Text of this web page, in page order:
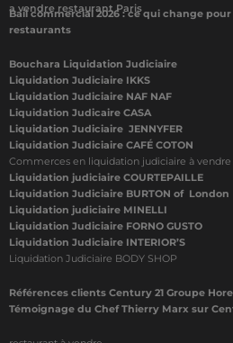
a vendre restaurant Paris
Bail commercial 2026 : ce qui change
restaurants
Bouchara Liquidation Judiciaire
Liquidation Judiciaire IKKS
Liquidation Judiciaire NAF NAF
Liquidation Judicaire CASA
Liquidation Judiciaire JENNYFER
Liquidation Judiciaire CAFÉ COTON
Commerces en liquidation judiciaire à vendre
Liquidation judiciaire COURTEPAILLE
Liquidation Judiciaire BURTON of London
Liquidation judiciaire MINELLI
Liquidation Judiciaire FORNO GUSTO
Liquidation Judiciaire INTERIOR’S
Liquidation Judiciaire BODY SHOP
Références clients Century 21 Groupe
Témoignage du Chef Thierry Marx sur